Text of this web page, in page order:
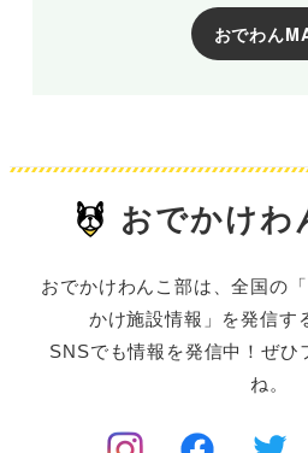
おでわん
おでかけわ
おでかけわんこ部は、全国の
かけ施設情報」を発信す
SNSでも情報を発信中！ぜひ
ね。